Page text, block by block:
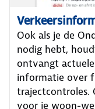
Ook als je de
nodig hebt,
ontvangt
informatie over
trajectcontroles.
voor je woon-